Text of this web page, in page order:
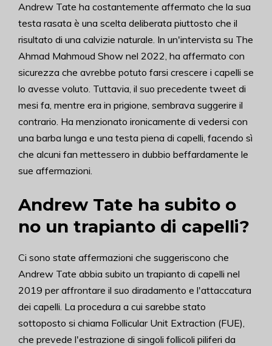
Andrew Tate ha costantemente affermato che la sua
testa rasata è una scelta deliberata piuttosto che il
risultato di una calvizie naturale. In un'intervista su The
Ahmad Mahmoud Show nel 2022, ha affermato con
sicurezza che avrebbe potuto farsi crescere i capelli se
lo avesse voluto. Tuttavia, il suo precedente tweet di
mesi fa, mentre era in prigione, sembrava suggerire il
contrario. Ha menzionato ironicamente di vedersi con
una barba lunga e una testa piena di capelli, facendo sì
che alcuni fan mettessero in dubbio beffardamente le
sue affermazioni.
Andrew Tate ha subito o
no un trapianto di capelli?
Ci sono state affermazioni che suggeriscono che
Andrew Tate abbia subito un trapianto di capelli nel
2019 per affrontare il suo diradamento e l'attaccatura
dei capelli. La procedura a cui sarebbe stato
sottoposto si chiama Follicular Unit Extraction (FUE),
che prevede l'estrazione di singoli follicoli piliferi da